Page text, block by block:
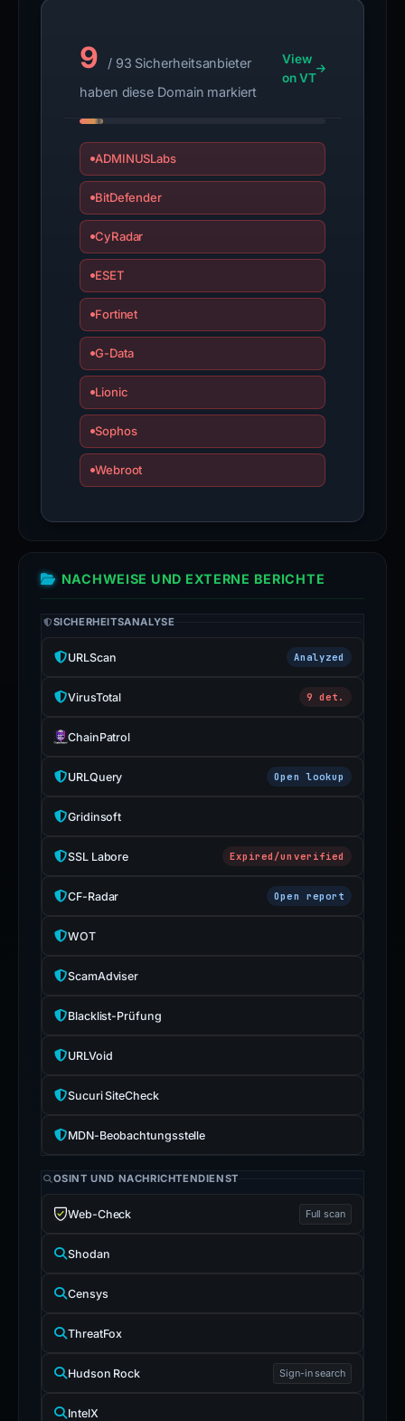
9
/ 93 Sicherheitsanbieter
haben diese Domain markiert
View
on VT
ADMINUSLabs
BitDefender
CyRadar
ESET
Fortinet
G-Data
Lionic
Sophos
Webroot
NACHWEISE UND EXTERNE BERICHTE
SICHERHEITSANALYSE
URLScan Analyzed
VirusTotal 9 det.
ChainPatrol
URLQuery Open lookup
Gridinsoft
SSL Labore Expired/unverified
CF-Radar Open report
WOT
ScamAdviser
Blacklist-Prüfung
URLVoid
Sucuri SiteCheck
MDN-Beobachtungsstelle
OSINT UND NACHRICHTENDIENST
Web-Check Full scan
Shodan
Censys
ThreatFox
Hudson Rock Sign-in search
IntelX